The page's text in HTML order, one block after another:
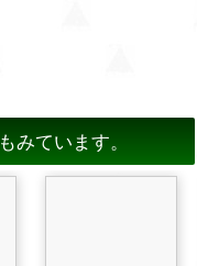
みています。